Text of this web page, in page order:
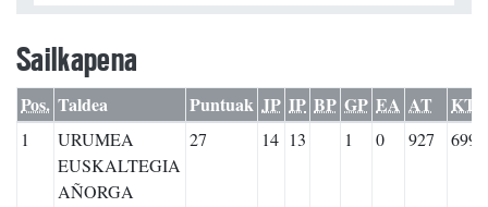
Sailkapena
Pos. Taldea Puntuak JP IP BP GP EA AT KT
1
URUMEA
EUSKALTEGIA
AÑORGA
27 14 13 1 0 927 699